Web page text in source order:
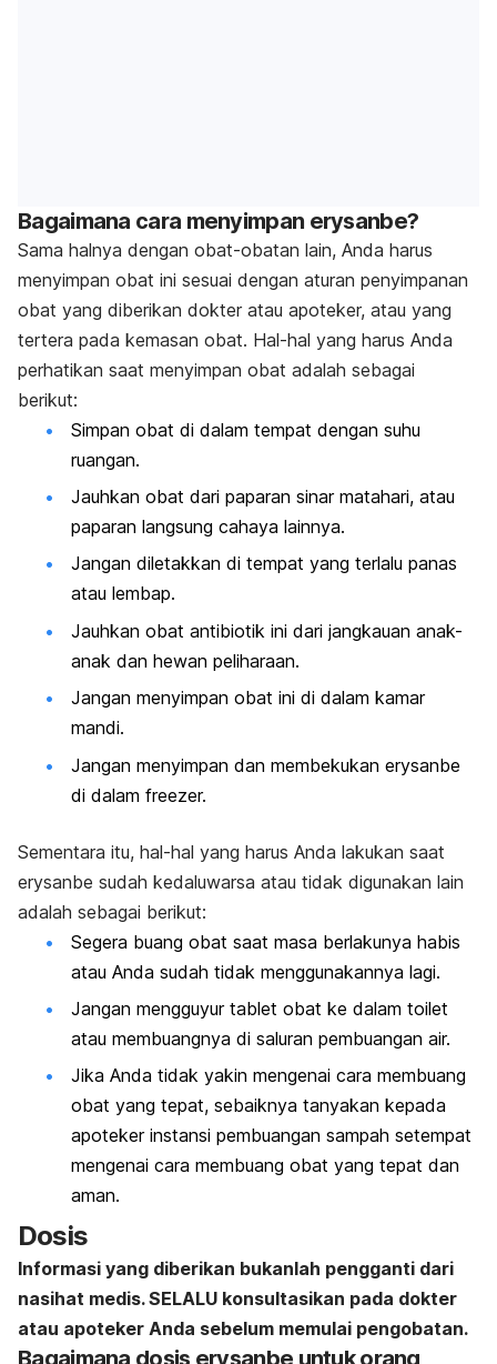
Bagaimana cara menyimpan erysanbe?
Sama halnya dengan obat-obatan lain, Anda harus
menyimpan obat ini sesuai dengan aturan penyimpanan
obat yang diberikan dokter atau apoteker, atau yang
tertera pada kemasan obat. Hal-hal yang harus Anda
perhatikan saat menyimpan obat adalah sebagai
berikut:
Simpan obat di dalam tempat dengan suhu
ruangan.
Jauhkan obat dari paparan sinar matahari, atau
paparan langsung cahaya lainnya.
Jangan diletakkan di tempat yang terlalu panas
atau lembap.
Jauhkan obat antibiotik ini dari jangkauan anak-
anak dan hewan peliharaan.
Jangan menyimpan obat ini di dalam kamar
mandi.
Jangan menyimpan dan membekukan erysanbe
di dalam freezer.
Sementara itu, hal-hal yang harus Anda lakukan saat
erysanbe sudah kedaluwarsa atau tidak digunakan lain
adalah sebagai berikut:
Segera buang obat saat masa berlakunya habis
atau Anda sudah tidak menggunakannya lagi.
Jangan mengguyur tablet obat ke dalam toilet
atau membuangnya di saluran pembuangan air.
Jika Anda tidak yakin mengenai cara membuang
obat yang tepat, sebaiknya tanyakan kepada
apoteker instansi pembuangan sampah setempat
mengenai cara membuang obat yang tepat dan
aman.
Dosis
Informasi yang diberikan bukanlah pengganti dari
nasihat medis. SELALU konsultasikan pada dokter
atau apoteker Anda sebelum memulai pengobatan.
Bagaimana dosis erysanbe untuk orang